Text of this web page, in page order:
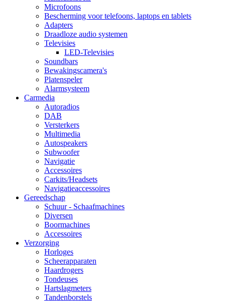
Microfoons
Bescherming voor telefoons, laptops en tablets
Adapters
Draadloze audio systemen
Televisies
LED-Televisies
Soundbars
Bewakingscamera's
Platenspeler
Alarmsysteem
Carmedia
Autoradios
DAB
Versterkers
Multimedia
Autospeakers
Subwoofer
Navigatie
Accessoires
Carkits/Headsets
Navigatieaccessoires
Gereedschap
Schuur - Schaafmachines
Diversen
Boormachines
Accessoires
Verzorging
Horloges
Scheerapparaten
Haardrogers
Tondeuses
Hartslagmeters
Tandenborstels